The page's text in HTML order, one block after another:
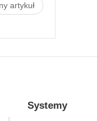
artykuł
Systemy